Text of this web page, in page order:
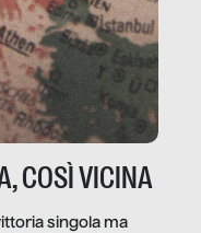
COSÌ VICINA
singola ma